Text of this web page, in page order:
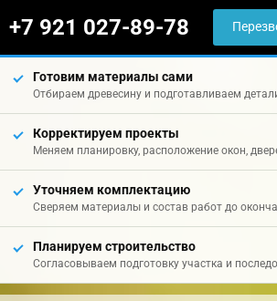
+7 921 027-89-78
Готовим материалы сами
Отбираем древесину и подготавливаем
Корректируем проекты
Меняем планировку, расположение окон,
Уточняем комплектацию
Сверяем материалы и состав работ до
Планируем строительство
Согласовываем подготовку участка и